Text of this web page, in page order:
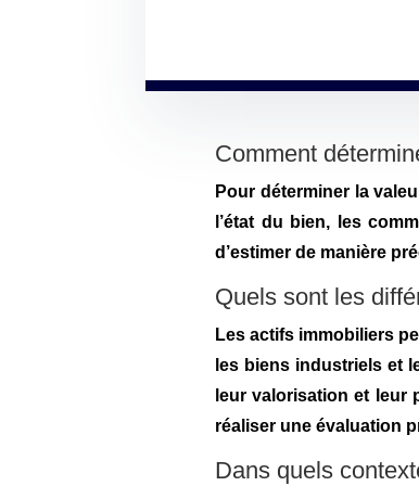
Comment
Pour déterminer la
l’état du bien, les
d’estimer de manière
Quels sont les
Les actifs immobiliers
les biens industriels et
leur valorisation et leur
réaliser une évaluation
Dans quels